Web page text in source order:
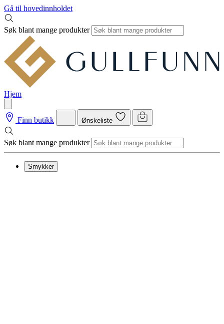
Gå til hovedinnholdet
Søk blant mange produkter
Hjem
Finn butikk Ønskeliste
Søk blant mange produkter
Smykker